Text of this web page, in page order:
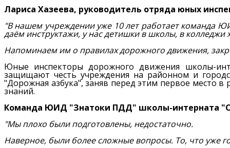
Лариса Хазеева, руководитель отряда юных
"В нашем учреждении уже 10 лет работает команда
даём инструктажи, у нас детишки в школы, в колледжи
Напоминаем им о правилах дорожного движения,
Юные инспекторы дорожного движения школы-
защищают честь учреждения на районном и
"Дорожная азбука", заняв перед этим первое место
знаний.
Команда ЮИД "Знатоки ПДД" школы-интерната
"Мы плохо были подготовлены, недостаточно.
Наверное, были более сложные вопросы. То, что уже